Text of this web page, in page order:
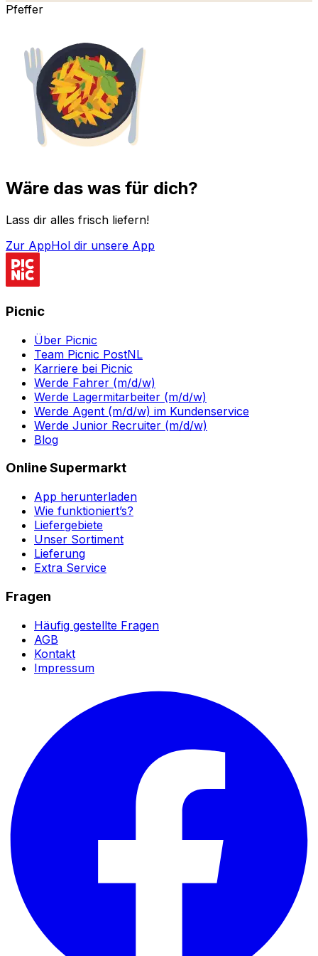
Pfeffer
Wäre das was für dich?
Lass dir alles frisch liefern!
Zur AppHol dir unsere App
Picnic
Über Picnic
Team Picnic PostNL
Karriere bei Picnic
Werde Fahrer (m/d/w)
Werde Lagermitarbeiter (m/d/w)
Werde Agent (m/d/w) im Kundenservice
Werde Junior Recruiter (m/d/w)
Blog
Online Supermarkt
App herunterladen
Wie funktioniert’s?
Liefergebiete
Unser Sortiment
Lieferung
Extra Service
Fragen
Häufig gestellte Fragen
AGB
Kontakt
Impressum